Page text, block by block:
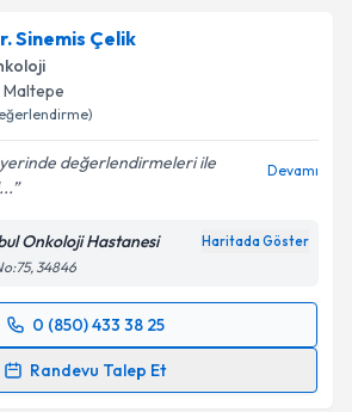
Sinemis Çelik
Maltepe
değerlendirmeleri ile
Devamı
Onkoloji Hastanesi Haritada Göster
34846
0 (850) 433 38 25
Randevu Talep Et
Talebi